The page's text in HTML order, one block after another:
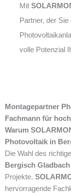
Mit
Partner, der
volle Potenzial
Montagepartner
Fachmann für
Warum
Photovoltaik in
Die Wahl des
Bergisch Gladbach
Projekte.
hervorragende